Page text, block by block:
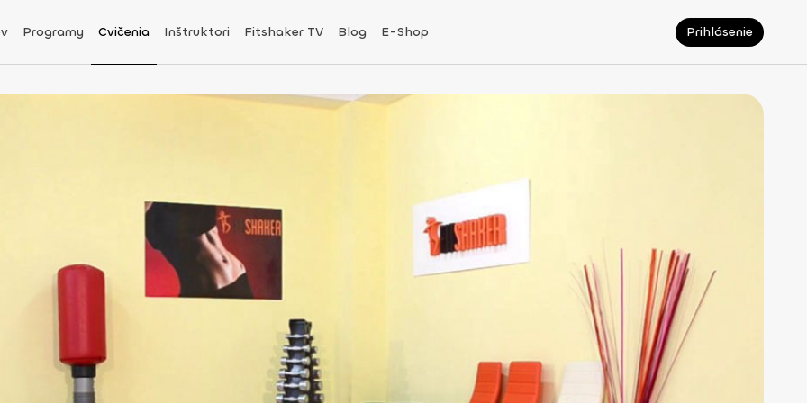
Programy Cvičenia Inštruktori Fitshaker TV Blog E-Shop Prihlásenie